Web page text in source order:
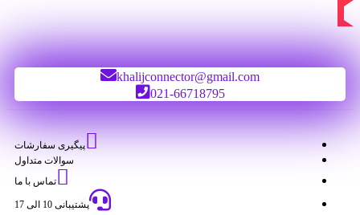
khalijconnector@gmail.com
021-66718795
پیگیری سفارشات
سوالات متداول
تماس با ما
پشتیبانی 10 الی 17